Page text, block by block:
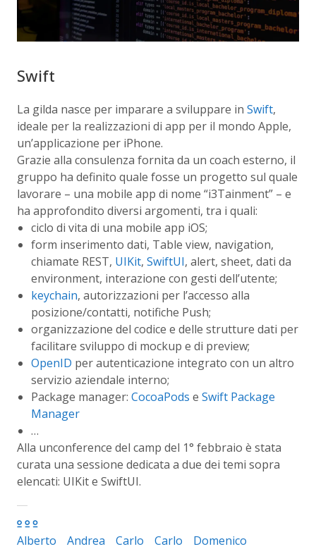
Swift
La gilda nasce per imparare a sviluppare in Swift,
ideale per la realizzazioni di app per il mondo Apple,
un’applicazione per iPhone.
Grazie alla consulenza fornita da un coach esterno, il
gruppo ha definito quale fosse un progetto sul quale
lavorare – una mobile app di nome “i3Tainment” – e
ha approfondito diversi argomenti, tra i quali:
ciclo di vita di una mobile app iOS;
form inserimento dati, Table view, navigation,
chiamate REST, UIKit, SwiftUI, alert, sheet, dati da
environment, interazione con gesti dell’utente;
keychain, autorizzazioni per l’accesso alla
posizione/contatti, notifiche Push;
organizzazione del codice e delle strutture dati per
facilitare sviluppo di mockup e di preview;
OpenID per autenticazione integrato con un altro
servizio aziendale interno;
Package manager: CocoaPods e Swift Package
Manager
…
Alla unconference del camp del 1° febbraio è stata
curata una sessione dedicata a due dei temi sopra
elencati: UIKit e SwiftUI.
Alberto Andrea Carlo Carlo
Domenico